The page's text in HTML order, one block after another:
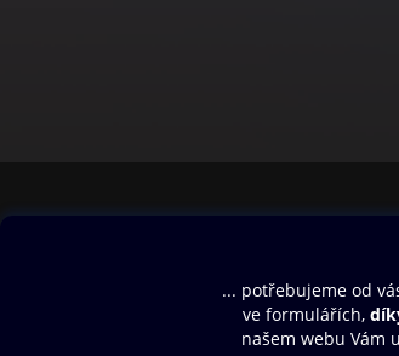
Aplikace a hry
SMS/MMS Info
Blog